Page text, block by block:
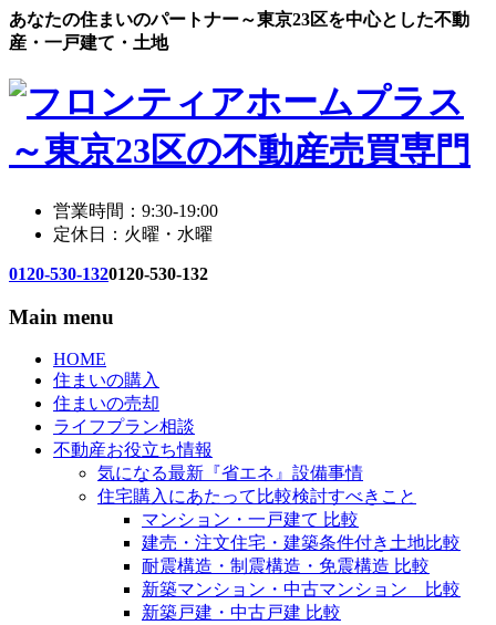
あなたの住まいのパートナー～東京23区を中心とした不動
産・一戸建て・土地
営業時間：9:30-19:00
定休日：火曜・水曜
0120-530-1320120-530-132
Main menu
HOME
住まいの購入
住まいの売却
ライフプラン相談
不動産お役立ち情報
気になる最新『省エネ』設備事情
住宅購入にあたって比較検討すべきこと
マンション・一戸建て 比較
建売・注文住宅・建築条件付き土地比較
耐震構造・制震構造・免震構造 比較
新築マンション・中古マンション 比較
新築戸建・中古戸建 比較